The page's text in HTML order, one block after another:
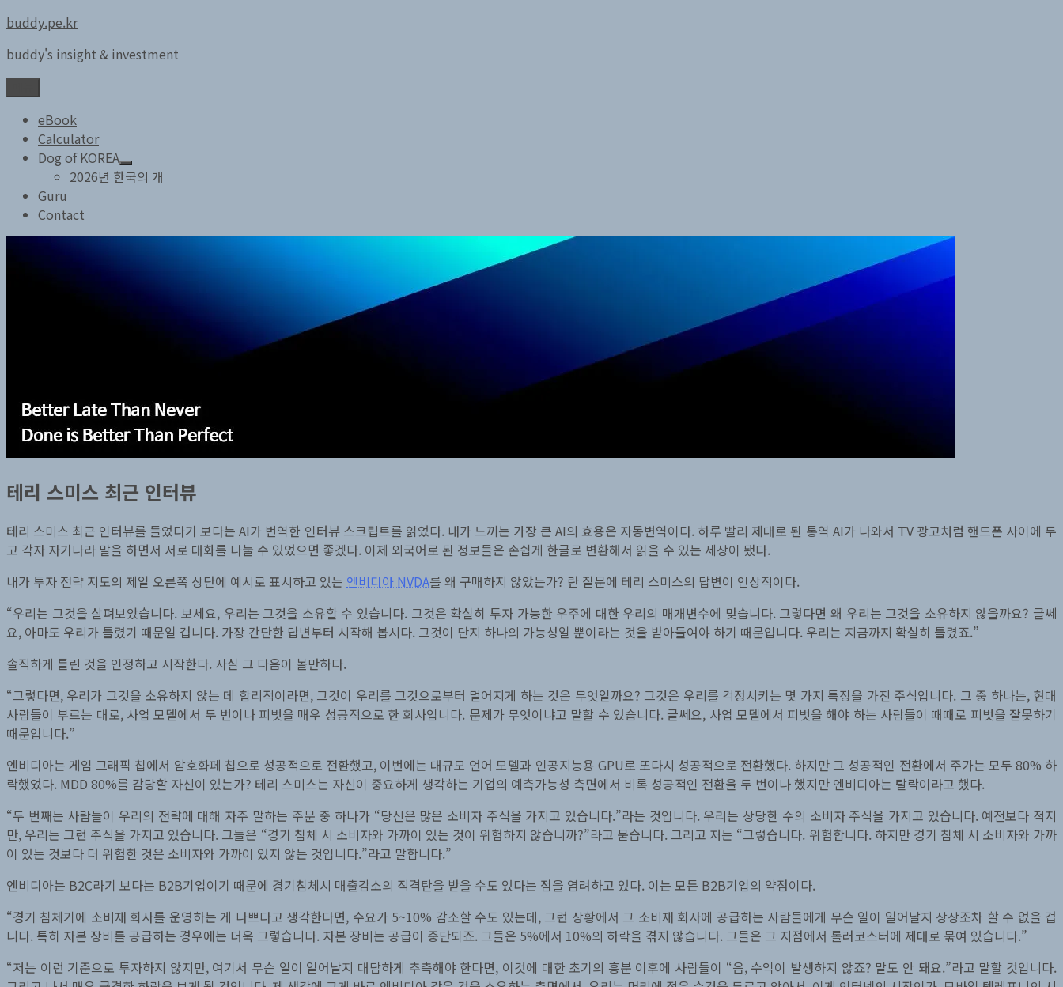
콘
츠
로
바
buddy.pe.kr
buddy's insight & investment
eBook
Calculator
Dog of KOREA
하
위
장
2026년 한국의 개
Guru
Contact
테리 스미스 최근 인터뷰
테리 스미스 최근 인터뷰를 들었다기 보다는 AI가 번역한 인터뷰 스크립트를 읽었다. 내가 느끼는 가장 큰 AI의 효용은 자동변역이다. 하루 빨리 제대로 된 통역 AI가 나와서 TV 광고처럼 핸드폰 사이에 두
고 각자 자기나라 말을 하면서 서로 대화를 나눌 수 있었으면 좋겠다. 이제 외국어로 된 정보들은 손쉽게 한글로 변환해서 읽을 수 있는 세상이 됐다.
내가 투자 전략 지도의 제일 오른쪽 상단에 예시로 표시하고 있는 엔비디아 NVDA를 왜 구매하지 않았는가? 란 질문에 테리 스미스의 답변이 인상적이다.
“우리는 그것을 살펴보았습니다. 보세요, 우리는 그것을 소유할 수 있습니다. 그것은 확실히 투자 가능한 우주에 대한 우리의 매개변수에 맞습니다. 그렇다면 왜 우리는 그것을 소유하지 않을까요? 글쎄
요, 아마도 우리가 틀렸기 때문일 겁니다. 가장 간단한 답변부터 시작해 봅시다. 그것이 단지 하나의 가능성일 뿐이라는 것을 받아들여야 하기 때문입니다. 우리는 지금까지 확실히 틀렸죠.”
솔직하게 틀린 것을 인정하고 시작한다. 사실 그 다음이 볼만하다.
“그렇다면, 우리가 그것을 소유하지 않는 데 합리적이라면, 그것이 우리를 그것으로부터 멀어지게 하는 것은 무엇일까요? 그것은 우리를 걱정시키는 몇 가지 특징을 가진 주식입니다. 그 중 하나는, 현대
사람들이 부르는 대로, 사업 모델에서 두 번이나 피벗을 매우 성공적으로 한 회사입니다. 문제가 무엇이냐고 말할 수 있습니다. 글쎄요, 사업 모델에서 피벗을 해야 하는 사람들이 때때로 피벗을 잘못하기
때문입니다.”
엔비디아는 게임 그래픽 칩에서 암호화페 칩으로 성공적으로 전환했고, 이번에는 대규모 언어 모델과 인공지능용 GPU로 또다시 성공적으로 전환했다. 하지만 그 성공적인 전환에서 주가는 모두 80% 하
락했었다. MDD 80%를 감당할 자신이 있는가? 테리 스미스는 자신이 중요하게 생각하는 기업의 예측가능성 측면에서 비록 성공적인 전환을 두 번이나 했지만 엔비디아는 탈락이라고 했다.
“두 번째는 사람들이 우리의 전략에 대해 자주 말하는 주문 중 하나가 “당신은 많은 소비자 주식을 가지고 있습니다.”라는 것입니다. 우리는 상당한 수의 소비자 주식을 가지고 있습니다. 예전보다 적지
만, 우리는 그런 주식을 가지고 있습니다. 그들은 “경기 침체 시 소비자와 가까이 있는 것이 위험하지 않습니까?”라고 묻습니다. 그리고 저는 “그렇습니다. 위험합니다. 하지만 경기 침체 시 소비자와 가까
이 있는 것보다 더 위험한 것은 소비자와 가까이 있지 않는 것입니다.”라고 말합니다.”
엔비디아는 B2C라기 보다는 B2B기업이기 때문에 경기침체시 매출감소의 직격탄을 받을 수도 있다는 점을 염려하고 있다. 이는 모든 B2B기업의 약점이다.
“경기 침체기에 소비재 회사를 운영하는 게 나쁘다고 생각한다면, 수요가 5~10% 감소할 수도 있는데, 그런 상황에서 그 소비재 회사에 공급하는 사람들에게 무슨 일이 일어날지 상상조차 할 수 없을 겁
니다. 특히 자본 장비를 공급하는 경우에는 더욱 그렇습니다. 자본 장비는 공급이 중단되죠. 그들은 5%에서 10%의 하락을 겪지 않습니다. 그들은 그 지점에서 롤러코스터에 제대로 묶여 있습니다.”
“저는 이런 기준으로 투자하지 않지만, 여기서 무슨 일이 일어날지 대담하게 추측해야 한다면, 이것에 대한 초기의 흥분 이후에 사람들이 “음, 수익이 발생하지 않죠? 말도 안 돼요.”라고 말할 것입니다.